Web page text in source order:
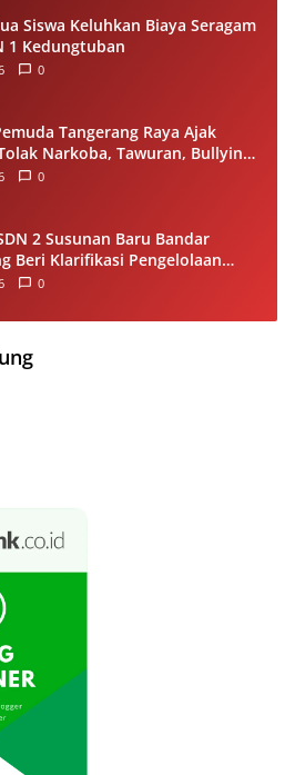
Siswa Keluhkan Biaya Seragam
1 Kedungtuban
0
Tangerang Raya Ajak
Narkoba, Tawuran, Bullying
0
2 Susunan Baru Bandar
Beri Klarifikasi Pengelolaan
Tegaskan Sesuai Juknis
0